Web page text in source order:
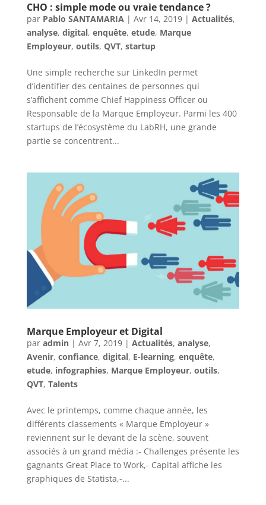
CHO : simple mode ou vraie tendance ?
par Pablo SANTAMARIA| Avr 14, 2019| Actualités,
analyse, digital, enquête, etude, Marque
Employeur, outils, QVT, startup
Une simple recherche sur LinkedIn permet
d’identifier des centaines de personnes qui
s’affichent comme Chief Happiness Officer ou
Responsable de la Marque Employeur. Parmi les 400
startups de l’écosystème du LabRH, une grande
partie se concentrent...
Marque Employeur et Digital
par admin| Avr 7, 2019| Actualités, analyse,
Avenir, confiance, digital, E-learning, enquête,
etude, infographies, Marque Employeur, outils,
QVT, Talents
Avec le printemps, comme chaque année, les
différents classements « Marque Employeur »
reviennent sur le devant de la scène, souvent
associés à un grand média :- Challenges présente les
gagnants Great Place to Work,- Capital affiche les
graphiques de Statista,-...